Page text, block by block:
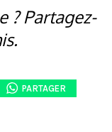
? Partagez-
PARTAGER